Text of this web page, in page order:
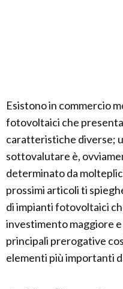
Esistono in commercio
fotovoltaici che
caratteristiche diverse;
sottovalutare è,
determinato da
prossimi articoli ti
di impianti fotovoltaici
investimento maggiore
principali prerogative
elementi più importanti